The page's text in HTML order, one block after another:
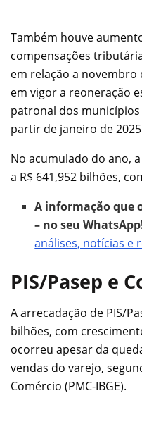
Também houve
compensações
em relação a novembro
em vigor a reoneração
patronal dos
partir de janeiro de
No acumulado do ano,
a R$ 641,952 bilhões,
A informação que
– no seu
análises, notícias e
PIS/Pasep e
A arrecadação de PIS/
bilhões, com
ocorreu apesar da
vendas do varejo,
Comércio (PMC-IBGE).